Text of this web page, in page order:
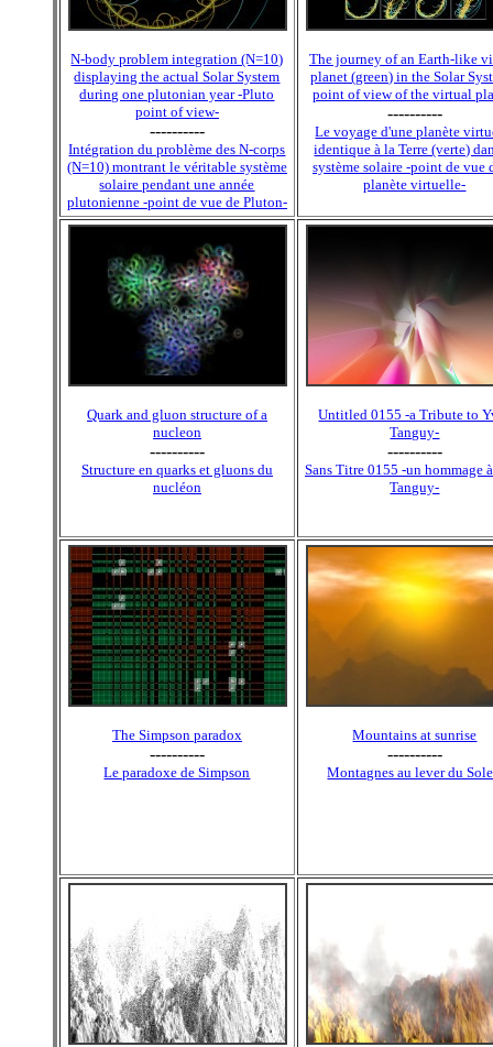
N-body problem integration (N=10)
displaying the actual Solar System
during one plutonian year -Pluto
point of view-
----------
Intégration du problème des N-corps
(N=10) montrant le véritable système
solaire pendant une année
plutonienne -point de vue de Pluton-
The journey of an Earth-like
planet (green) in the Solar
point of view of the virtual
----------
Le voyage d'une planète
identique à la Terre (verte)
système solaire -point de vue
planète virtuelle-
Quark and gluon structure of a
nucleon
----------
Structure en quarks et gluons du
nucléon
Untitled 0155 -a Tribute to
Tanguy-
----------
Sans Titre 0155 -un hommage
Tanguy-
The Simpson paradox
----------
Le paradoxe de Simpson
Mountains at sunrise
----------
Montagnes au lever du